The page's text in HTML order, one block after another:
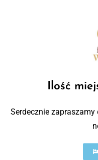
Ilość
Serdecznie